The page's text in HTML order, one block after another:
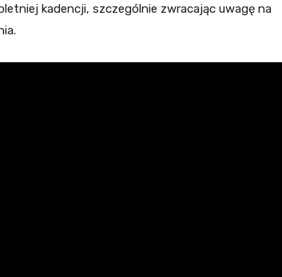
kadencji, szczególnie zwracając uwagę na